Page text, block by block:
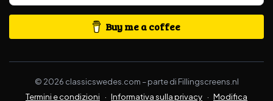
Buy me a coffee
© 2026 classicswedes.com –parte di Fillingscreens.nl
Termini e condizioni · Informativa sulla privacy · Modifica